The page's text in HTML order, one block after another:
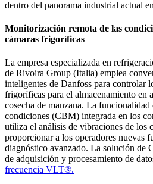
dentro del panorama industrial actual
Monitorización remota de las
cámaras frigoríficas
La empresa especializada en
de Rivoira Group (Italia) emplea
inteligentes de Danfoss para controlar
frigoríficas para el almacenamiento en
cosecha de manzana. La
condiciones (CBM) integrada en los
utiliza el análisis de vibraciones de los
proporcionar a los operadores nuevas
diagnóstico avanzado. La solución de
de adquisición y procesamiento de
frecuencia VLT®.